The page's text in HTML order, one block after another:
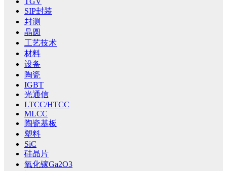
SIP封装
封测
晶圆
工艺技术
材料
设备
陶瓷
IGBT
光通信
LTCC/HTCC
MLCC
陶瓷基板
塑料
SiC
硅晶片
氧化镓Ga2O3